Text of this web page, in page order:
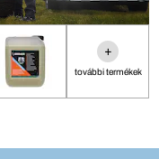
+
további termékek